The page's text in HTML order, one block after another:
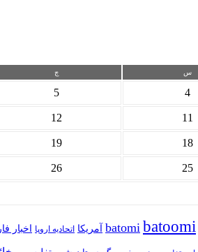
س چ
4
5
11
12
18
19
25
26
batomi batoomi آمریکا اتحادیه اروپا اخبار